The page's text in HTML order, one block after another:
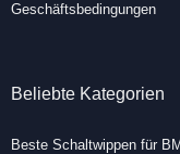
Geschäftsbedingungen
Beliebte Kategorien
Beste Schaltwippen für